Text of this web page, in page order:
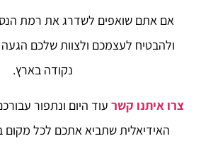
אם אתם שואפים לשדרג את רמת
ולהבטיח לעצמכם ולצוות שלכם הגעה
נקודה בארץ.
צרו איתנו קשר עוד היום ונתפור
האידיאלית שתביא אתכם לכל מקום